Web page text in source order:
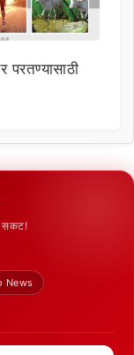
सकट!
News